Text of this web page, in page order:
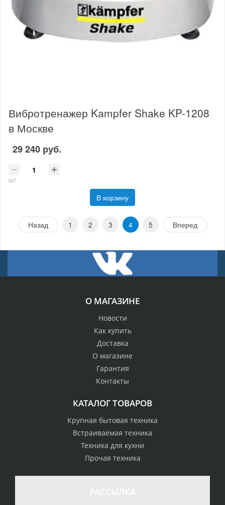
Вибротренажер Kampfer Shake KP-1208
в Москве
29 240 руб.
шт
В корзину
Назад 1 2 3 4 5 Вперед
О МАГАЗИНЕ
Новости
Как купить
Доставка
О магазине
Гарантия
Контакты
КАТАЛОГ ТОВАРОВ
Крупная бытовая техника
Встраиваемая техника
Техника для кухни
Прочая техника